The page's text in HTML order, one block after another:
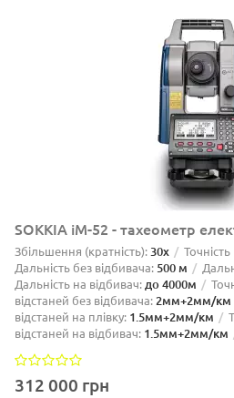
SOKKIA iM-52 - тахеометр
Збільшення (кратність):30х
Дальність без відбивача: 500 м
Дальність на відбивач:до 4000м
відстаней без відбивача:2мм+2мм/км
відстаней на плівку: 1.5мм+2мм/км
відстаней на відбивач: 1.5мм+2мм/км
312 000 грн